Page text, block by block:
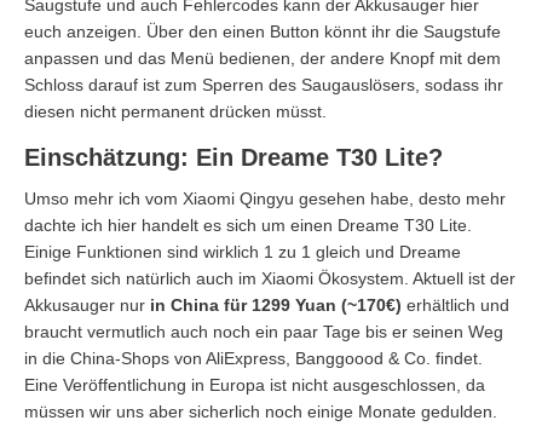
Saugstufe und auch Fehlercodes kann der Akkusauger hier
euch anzeigen. Über den einen Button könnt ihr die Saugstufe
anpassen und das Menü bedienen, der andere Knopf mit dem
Schloss darauf ist zum Sperren des Saugauslösers, sodass ihr
diesen nicht permanent drücken müsst.
Einschätzung: Ein Dreame T30 Lite?
Umso mehr ich vom Xiaomi Qingyu gesehen habe, desto mehr
dachte ich hier handelt es sich um einen Dreame T30 Lite.
Einige Funktionen sind wirklich 1 zu 1 gleich und Dreame
befindet sich natürlich auch im Xiaomi Ökosystem. Aktuell ist der
Akkusauger nur in China für 1299 Yuan (~170€) erhältlich und
braucht vermutlich auch noch ein paar Tage bis er seinen Weg
in die China-Shops von AliExpress, Banggoood & Co. findet.
Eine Veröffentlichung in Europa ist nicht ausgeschlossen, da
müssen wir uns aber sicherlich noch einige Monate gedulden.